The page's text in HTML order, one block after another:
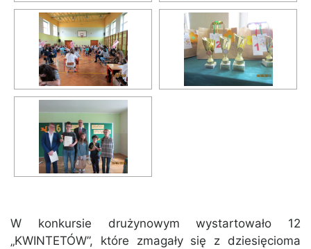
W konkursie drużynowym wystartowało 12
„KWINTETÓW”, które zmagały się z dziesięcioma